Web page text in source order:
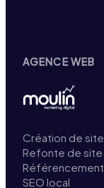
AGENCE WEB
Création de site
Refonte de site
SEO local